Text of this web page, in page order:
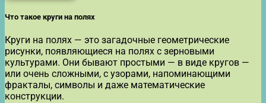
Что такое круги на полях
Круги на полях — это загадочные геометрические
рисунки, появляющиеся на полях с зерновыми
культурами. Они бывают простыми — в виде кругов —
или очень сложными, с узорами, напоминающими
фракталы, символы и даже математические
конструкции.